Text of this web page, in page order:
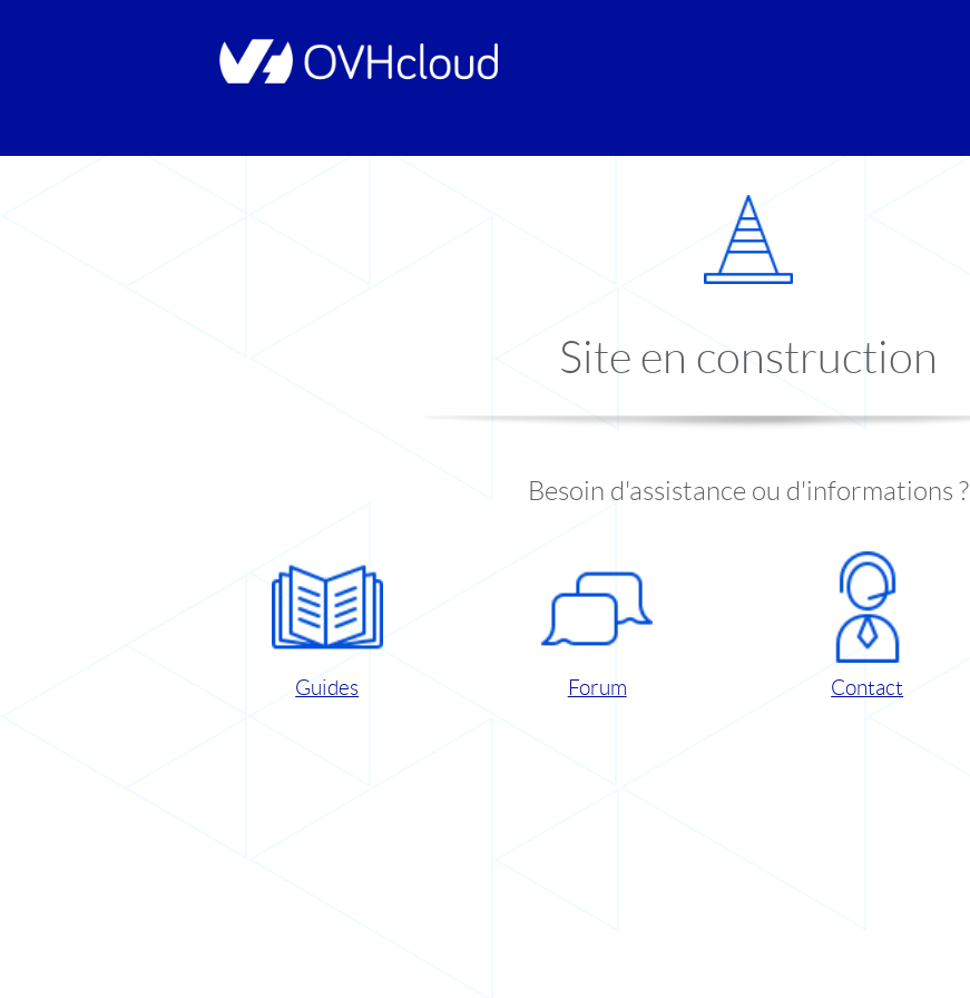
Site en construction
Besoin d'assistance ou d'informations ?
Guides Forum Contact